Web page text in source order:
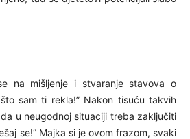
na mišljenje i stvaranje stavova o
sam ti rekla!” Nakon tisuću takvih
u neugodnoj situaciji treba zaključiti
se!” Majka si je ovom frazom, svaki